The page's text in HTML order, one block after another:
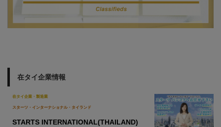
在タイ企業情報
在タイ企業・製造業
スターツ・インターナショナル・タイランド
STARTS INTERNATIONAL(THAILAND)